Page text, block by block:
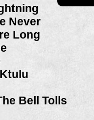
Never
Long
Bell Tolls